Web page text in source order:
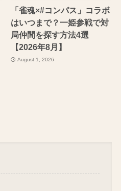
「雀魂×#コンパス」コラボ
はいつまで？一姫参戦で対
局仲間を探す方法4選
【2026年8月】
August 1, 2026